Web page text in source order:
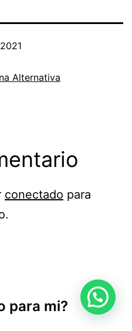
Alternativa
conectado para
para mi?